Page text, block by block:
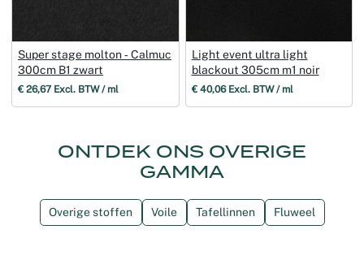
Super stage molton ‑ Calmuc
300cm B1 zwart
€ 26,67 Excl. BTW / ml
Light event ultra light
blackout 305cm m1 noir
€ 40,06 Excl. BTW / ml
ONTDEK ONS OVERIGE
GAMMA
Overige stoffen Voile Tafellinnen Fluweel